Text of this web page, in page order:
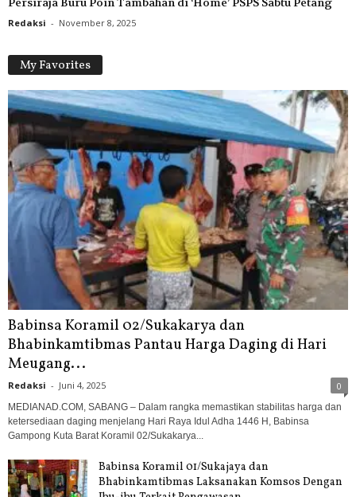
Redaksi - November 8, 2025
My Favorites
Babinsa Koramil 02/Sukakarya dan
Bhabinkamtibmas Pantau Harga Daging di Hari
Meugang...
Redaksi - Juni 4, 2025 0
MEDIANAD.COM, SABANG – Dalam rangka memastikan stabilitas harga dan
ketersediaan daging menjelang Hari Raya Idul Adha 1446 H, Babinsa
Gampong Kuta Barat Koramil 02/Sukakarya...
Babinsa Koramil 01/Sukajaya dan
Bhabinkamtibmas Laksanakan Komsos Dengan